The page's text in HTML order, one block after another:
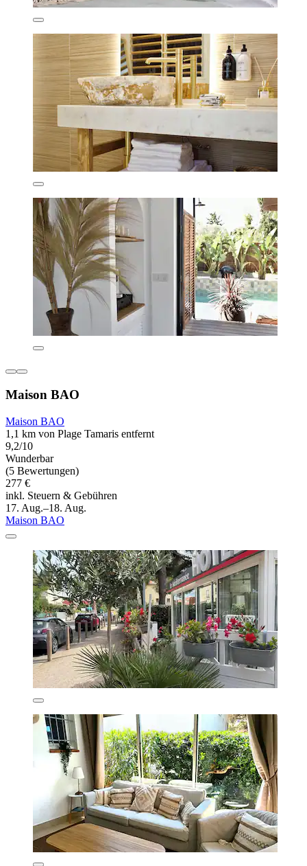
Maison BAO
Maison BAO
1,1 km von Plage Tamaris entfernt
9,2/10
Wunderbar
(5 Bewertungen)
277 €
inkl. Steuern & Gebühren
17. Aug.–18. Aug.
Maison BAO